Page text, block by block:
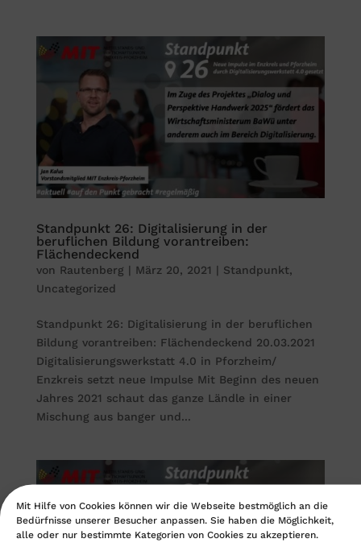
Mit Hilfe von Cookies können wir die Webseite bestmöglich an die
Bedürfnisse unserer Besucher anpassen. Sie haben die Möglichkeit,
alle oder nur bestimmte Kategorien von Cookies zu akzeptieren.
Standpunkt 26: Digitalisierung in der
beruflichen Bildung vorantreiben:
Flächendeckend
von Rautenberg | März 20, 2021 | Standpunkt,
Uncategorized
Standpunkt 26: Digitalisierung in der beruflichen
Bildung vorantreiben: Flächendeckend 20.03.2021
Digitalisierungswerkstatt 4.0 in Pforzheim/
Enzkreis setzt neue Impulse Mit Beginn des neuen
Jahres 2021 schaut das ganze Ländle in einer
Mischung aus banger und...